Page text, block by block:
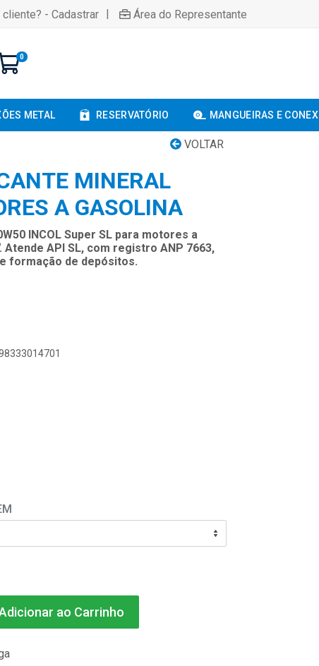
cliente? - Cadastrar | Área do Representante
0
METAL RESERVATÓRIO MANGUEIRAS E
VOLTAR
MINERAL
A GASOLINA
INCOL Super SL para motores a
Atende API SL, com registro ANP 7663,
formação de depósitos.
ao Carrinho